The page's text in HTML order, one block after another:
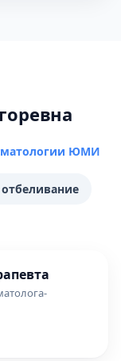
ЮМИ
отбеливание